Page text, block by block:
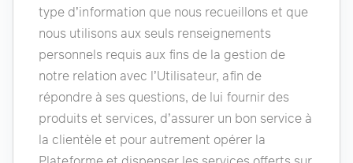
type d’information que nous recueillons et que
nous utilisons aux seuls renseignements
personnels requis aux fins de la gestion de
notre relation avec l’Utilisateur, afin de
répondre à ses questions, de lui fournir des
produits et services, d’assurer un bon service à
la clientèle et pour autrement opérer la